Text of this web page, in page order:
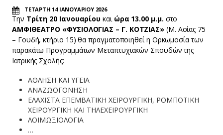
ΤΕΤΑΡΤΗ 14 ΙΑΝΟΥΑΡΙΟΥ 2026
Την Τρίτη 20 Ιανουαρίου και ώρα 13.00 μ.μ. στο
ΑΜΦΙΘΕΑΤΡΟ «ΦΥΣΙΟΛΟΓΙΑΣ – Γ. ΚΟΤΖΙΑΣ» (Μ. Ασίας 75
– Γουδή, κτήριο 15) θα πραγματοποιηθεί η Ορκωμοσία των
παρακάτω Προγραμμάτων Μεταπτυχιακών Σπουδών της
Ιατρικής Σχολής:
ΑΘΛΗΣΗ ΚΑΙ ΥΓΕΙΑ
ΑΝΑΖΩΟΓΟΝΗΣΗ
ΕΛΑΧΙΣΤΑ ΕΠΕΜΒΑΤΙΚΗ ΧΕΙΡΟΥΡΓΙΚΗ, ΡΟΜΠΟΤΙΚΗ
ΧΕΙΡΟΥΡΓΙΚΗ ΚΑΙ ΤΗΛΕΧΕΙΡΟΥΡΓΙΚΗ
ΛΟΙΜΩΞΙΟΛΟΓΙΑ
…